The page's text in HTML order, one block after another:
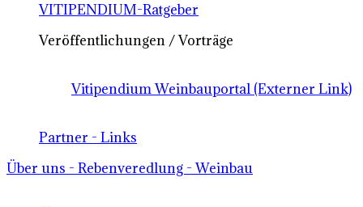
VITIPENDIUM-Ratgeber
Veröffentlichungen / Vorträge
Vitipendium Weinbauportal (Externer Link)
Partner - Links
Über uns - Rebenveredlung - Weinbau